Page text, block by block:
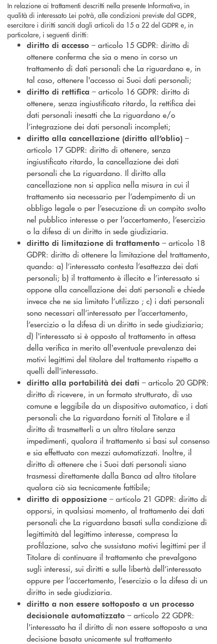
In relazione ai trattamenti descritti nella presente Informativa, in
qualità di interessato Lei potrà, alle condizioni previste dal GDPR,
esercitare i diritti sanciti dagli articoli da 15 a 22 del GDPR e, in
particolare, i seguenti diritti:
diritto di accesso – articolo 15 GDPR: diritto di
ottenere conferma che sia o meno in corso un
trattamento di dati personali che La riguardano e, in
tal caso, ottenere l'accesso ai Suoi dati personali;
diritto di rettifica – articolo 16 GDPR: diritto di
ottenere, senza ingiustificato ritardo, la rettifica dei
dati personali inesatti che La riguardano e/o
l’integrazione dei dati personali incompleti;
diritto alla cancellazione (diritto all’oblio) –
articolo 17 GDPR: diritto di ottenere, senza
ingiustificato ritardo, la cancellazione dei dati
personali che La riguardano. Il diritto alla
cancellazione non si applica nella misura in cui il
trattamento sia necessario per l’adempimento di un
obbligo legale o per l’esecuzione di un compito svolto
nel pubblico interesse o per l’accertamento, l’esercizio
o la difesa di un diritto in sede giudiziaria.
diritto di limitazione di trattamento – articolo 18
GDPR: diritto di ottenere la limitazione del trattamento,
quando: a) l’interessato contesta l’esattezza dei dati
personali; b) il trattamento è illecito e l’interessato si
oppone alla cancellazione dei dati personali e chiede
invece che ne sia limitato l’utilizzo ; c) i dati personali
sono necessari all’interessato per l’accertamento,
l’esercizio o la difesa di un diritto in sede giudiziaria;
d) l'interessato si è opposto al trattamento in attesa
della verifica in merito all'eventuale prevalenza dei
motivi legittimi del titolare del trattamento rispetto a
quelli dell'interessato.
diritto alla portabilità dei dati – articolo 20 GDPR:
diritto di ricevere, in un formato strutturato, di uso
comune e leggibile da un dispositivo automatico, i dati
personali che La riguardano forniti al Titolare e il
diritto di trasmetterli a un altro titolare senza
impedimenti, qualora il trattamento si basi sul consenso
e sia effettuato con mezzi automatizzati. Inoltre, il
diritto di ottenere che i Suoi dati personali siano
trasmessi direttamente dalla Banca ad altro titolare
qualora ciò sia tecnicamente fattibile;
diritto di opposizione – articolo 21 GDPR: diritto di
opporsi, in qualsiasi momento, al trattamento dei dati
personali che La riguardano basati sulla condizione di
legittimità del legittimo interesse, compresa la
profilazione, salvo che sussistano motivi legittimi per il
Titolare di continuare il trattamento che prevalgono
sugli interessi, sui diritti e sulle libertà dell’interessato
oppure per l’accertamento, l’esercizio o la difesa di un
diritto in sede giudiziaria.
diritto a non essere sottoposto a un processo
decisionale automatizzato – articolo 22 GDPR:
l'interessato ha il diritto di non essere sottoposto a una
decisione basata unicamente sul trattamento